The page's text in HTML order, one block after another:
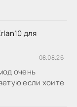
для
08.08.26
очень
если хоите